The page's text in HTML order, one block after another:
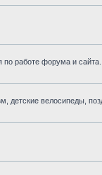
работе форума и сайта.
детские велосипеды,